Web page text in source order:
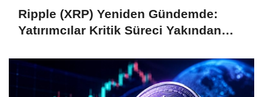
Ripple (XRP) Yeniden Gündemde:
Yatırımcılar Kritik Süreci Yakından